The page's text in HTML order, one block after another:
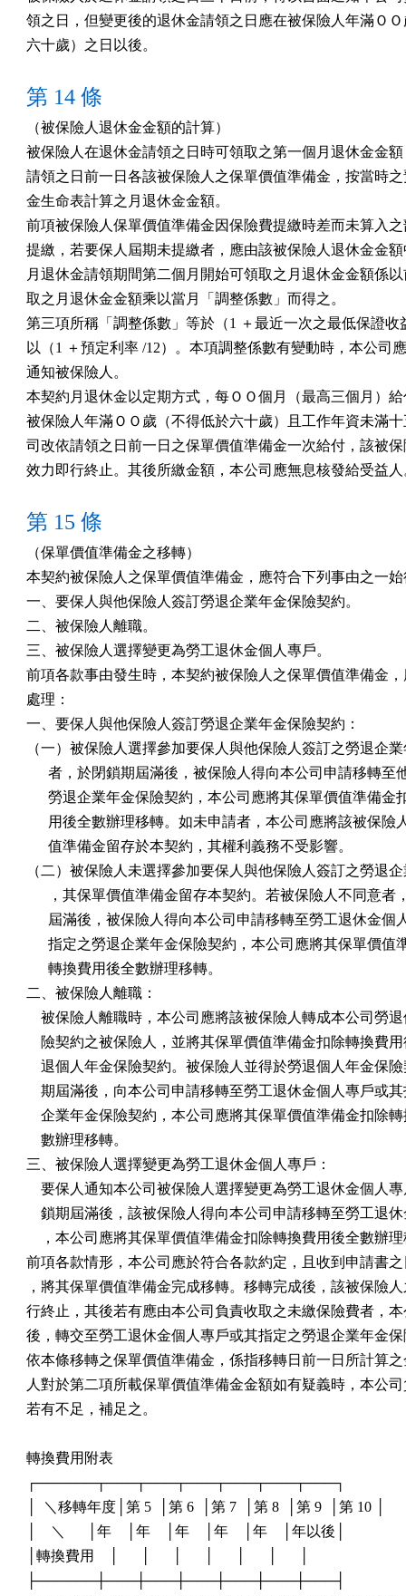
領之日，但變更後的退休金請領之日應在被保險人年滿Ｏ
六十歲）之日以後。
第 14 條
（被保險人退休金金額的計算）
被保險人在退休金請領之日時可領取之第一個月退休金金
請領之日前一日各該被保險人之保單價值準備金，按當時
金生命表計算之月退休金金額。
前項被保險人保單價值準備金因保險費提繳時差而未算入
提繳，若要保人屆期未提繳者，應由該被保險人退休金金
月退休金請領期間第二個月開始可領取之月退休金金額係
取之月退休金金額乘以當月「調整係數」而得之。
第三項所稱「調整係數」等於（1 ＋最近一次之最低保證收
以（1 ＋預定利率 /12）。本項調整係數有變動時，本公司
通知被保險人。
本契約月退休金以定期方式，每ＯＯ個月（最高三個月）
被保險人年滿ＯＯ歲（不得低於六十歲）且工作年資未滿
司改依請領之日前一日之保單價值準備金一次給付，該被
效力即行終止。其後所繳金額，本公司應無息核發給受益人
第 15 條
（保單價值準備金之移轉）
本契約被保險人之保單價值準備金，應符合下列事由之一
一、要保人與他保險人簽訂勞退企業年金保險契約。
二、被保險人離職。
三、被保險人選擇變更為勞工退休金個人專戶。
前項各款事由發生時，本契約被保險人之保單價值準備金
處理：
一、要保人與他保險人簽訂勞退企業年金保險契約：
（一）被保險人選擇參加要保人與他保險人簽訂之勞退企
者，於閉鎖期屆滿後，被保險人得向本公司申請移轉至
勞退企業年金保險契約，本公司應將其保單價值準備金
用後全數辦理移轉。如未申請者，本公司應將該被保險
      值準備金留存於本契約，其權利義務不受影響。
（二）被保險人未選擇參加要保人與他保險人簽訂之勞退
，其保單價值準備金留存本契約。若被保險人不同意者
屆滿後，被保險人得向本公司申請移轉至勞工退休金個
指定之勞退企業年金保險契約，本公司應將其保單價值
      轉換費用後全數辦理移轉。
二、被保險人離職：
被保險人離職時，本公司應將該被保險人轉成本公司勞
險契約之被保險人，並將其保單價值準備金扣除轉換費
退個人年金保險契約。被保險人並得於勞退個人年金保
期屆滿後，向本公司申請移轉至勞工退休金個人專戶或
企業年金保險契約，本公司應將其保單價值準備金扣除
    數辦理移轉。
三、被保險人選擇變更為勞工退休金個人專戶：
要保人通知本公司被保險人選擇變更為勞工退休金個人
鎖期屆滿後，該被保險人得向本公司申請移轉至勞工退
，本公司應將其保單價值準備金扣除轉換費用後全數辦
前項各款情形，本公司應於符合各款約定，且收到申請書
，將其保單價值準備金完成移轉。移轉完成後，該被保險
行終止，其後若有應由本公司負責收取之未繳保險費者，
後，轉交至勞工退休金個人專戶或其指定之勞退企業年金
依本條移轉之保單價值準備金，係指移轉日前一日所計算
人對於第二項所載保單價值準備金金額如有疑義時，本公
若有不足，補足之。
轉換費用附表
┌──────┬───┬───┬───┬───┬───┬───┐
│  ＼移轉年度│第 5  │第 6  │第 7  │第 8  │第 9  │第 10 │
│    ＼      │年    │年    │年    │年    │年    │年以後│
│轉換費用    │      │      │      │      │      │      │
├──────┼───┼───┼───┼───┼───┼───┤